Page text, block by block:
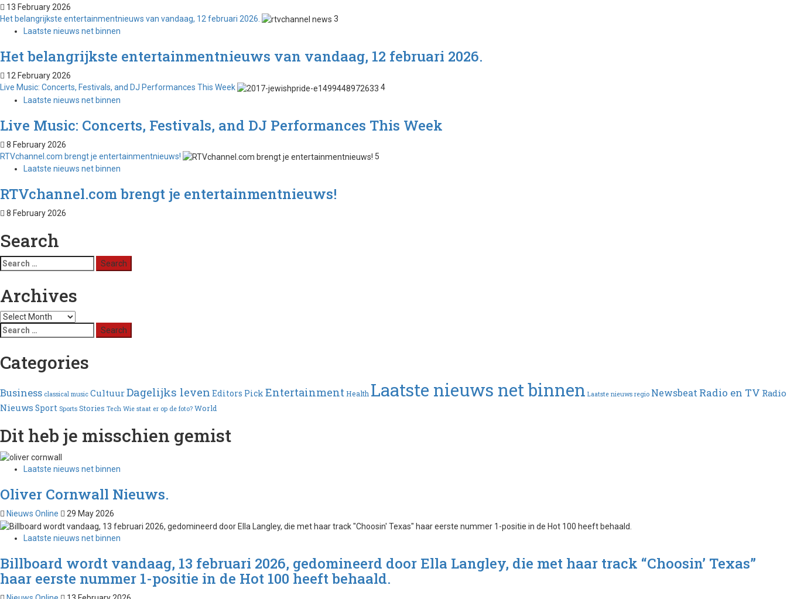
13 February 2026
Het belangrijkste entertainmentnieuws van vandaag, 12 februari 2026.
3
Laatste nieuws net binnen
Het belangrijkste entertainmentnieuws van vandaag, 12 februari 2026.
12 February 2026
Live Music: Concerts, Festivals, and DJ Performances This Week
4
Laatste nieuws net binnen
Live Music: Concerts, Festivals, and DJ Performances This Week
8 February 2026
RTVchannel.com brengt je entertainmentnieuws!
5
Laatste nieuws net binnen
RTVchannel.com brengt je entertainmentnieuws!
8 February 2026
Search
Archives
Categories
Business classical music CultuurDagelijks leven Editors Pick EntertainmentHealth Laatste nieuws net binnen Laatste nieuws regio Newsbeat Radio en TV Radio
Nieuws Sport Sports Stories Tech Wie staat er op de foto? World
Dit heb je misschien gemist
Laatste nieuws net binnen
Oliver Cornwall Nieuws.
Nieuws Online 29 May 2026
Laatste nieuws net binnen
Billboard wordt vandaag, 13 februari 2026, gedomineerd door Ella Langley, die met haar track “Choosin’ Texas”
haar eerste nummer 1-positie in de Hot 100 heeft behaald.